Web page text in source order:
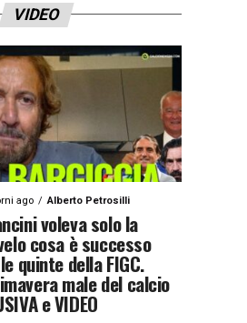
VIDEO
ago Alberto Petrosilli
voleva solo la
cosa è successo
quinte della FIGC.
male del calcio
e VIDEO